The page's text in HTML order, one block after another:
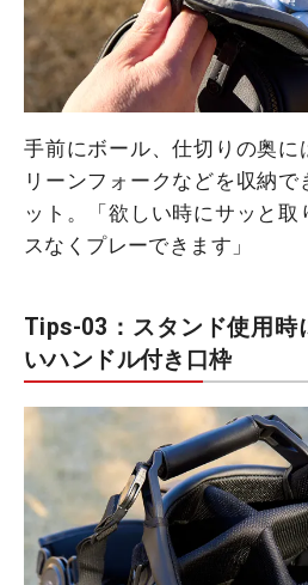
手前にボール、仕切りの奥
リーンフォークなどを収納
ット。「欲しい時にサッと
スなくプレーできます」
Tips-03：スタンド使用時
いハンドル付き口枠